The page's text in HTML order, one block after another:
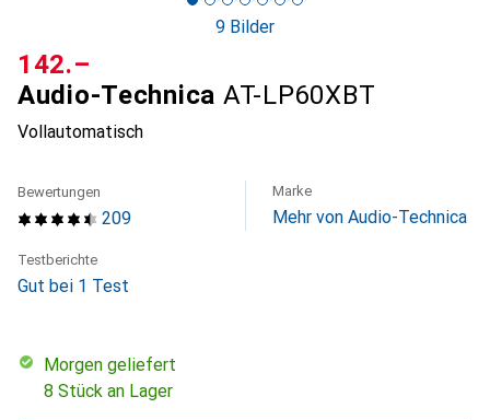
9 Bilder
Audio-Technica AT-LP60XBT
Vollautomatisch
CHF
142.–
209
Bewertungen Marke
Mehr von Audio-Technica
Testberichte
Gut bei 1 Test
morgen geliefert
8 Stück an Lager